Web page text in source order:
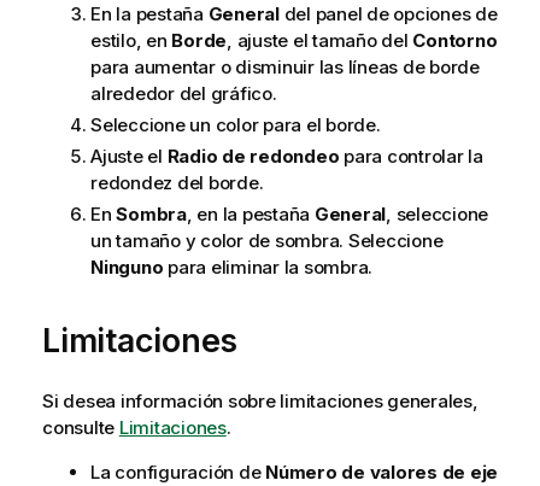
En la pestaña Generaldel panel de opciones de
estilo, en Borde , ajuste el tamaño del Contorno
para aumentar o disminuir las líneas de borde
alrededor del gráfico.
Seleccione un color para el borde.
Ajuste el Radio de redondeo para controlar la
redondez del borde.
EnSombra, en la pestaña General , seleccione
un tamaño y color de sombra. Seleccione
Ninguno para eliminar la sombra.
Limitaciones
Si desea información sobre limitaciones generales,
consulte Limitaciones.
La configuración de Número de valores de eje